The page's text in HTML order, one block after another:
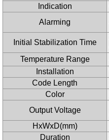
Indication
Alarming
Initial Stabilization Time
Temperature Range
Installation
Code Length
Color
Output Voltage
HxWxD(mm)
Duration